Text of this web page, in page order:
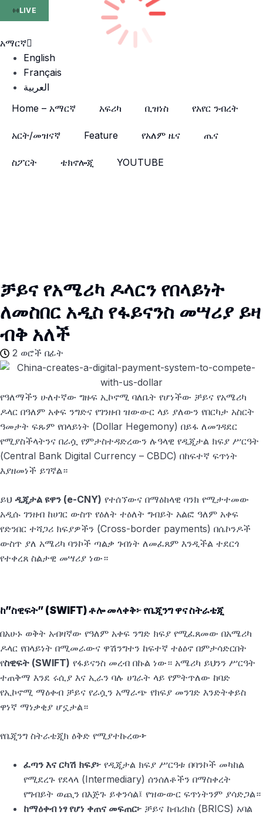
LIVE
አማርኛ
English
Français
العربية
Home – አማርኛ
አፍሪካ ቢዝነስ የአየር ንብረት
አርት/መዝናኛ Feature የአለም ዜና ጤና
ስፖርት ቴክኖሎጂ YOUTUBE
ቻይና የአሜሪካ ዶላርን የበላይነት
ለመስበር አዲስ የፋይናንስ መሣሪያ ይዛ
ብቅ አለች
2 ወሮች በፊት
የዓለማችን ሁለተኛው ግዙፍ ኢኮኖሚ ባለቤት የሆነችው ቻይና የአሜሪካ
ዶላር በዓለም አቀፍ ንግድና የገንዘብ ዝውውር ላይ ያለውን የበርካታ አስርት
ዓመታት ፍጹም የበላይነት (Dollar Hegemony) በይፋ ለመገዳደር
የሚያስችላትንና በራሷ የምታስተዳድረውን ሉዓላዊ የዲጂታል ክፍያ ሥርዓት
(Central Bank Digital Currency – CBDC) በከፍተኛ ፍጥነት
እያዘመነች ይገኛል።
ይህ ዲጂታል ዩዋን (e-CNY) የተሰኘውና በማዕከላዊ ባንክ የሚታተመው
አዲሱ ገንዘብ ከሀገር ውስጥ የዕለት ተዕለት ግብይት አልፎ ዓለም አቀፍ
የድንበር ተሻጋሪ ክፍያዎችን (Cross-border payments) በሴኮንዶች
ውስጥ ያለ አሜሪካ ባንኮች ጣልቃ ገብነት ለመፈጸም እንዲችል ተደርጎ
የተቀረጸ ስልታዊ መሣሪያ ነው።
ከ”ስዊፍት” (SWIFT) ቶሎ መላቀቅ፦ የቤጂንግ ዋና ስትራቴጂ
በአሁኑ ወቅት አብዛኛው የዓለም አቀፍ ንግድ ክፍያ የሚፈጸመው በአሜሪካ
ዶላር የበላይነት በሚመራውና ዋሽንግተን ከፍተኛ ተፅዕኖ በምታሳድርበት
የስዊፍት (SWIFT) የፋይናንስ መረብ በኩል ነው። አሜሪካ ይህንን ሥርዓት
ተጠቅማ እንደ ሩሲያ እና ኢራን ባሉ ሀገራት ላይ የምትጥለው ከባድ
የኢኮኖሚ ማዕቀብ ቻይና የራሷን አማራጭ የክፍያ መንገድ እንድትቀይስ
ዋነኛ ማነቃቂያ ሆኗታል።
የቤጂንግ ስትራቴጂክ ዕቅድ የሚያተኩረው፦
ፈጣን እና ርካሽ ክፍያ፦ የዲጂታል ክፍያ ሥርዓቱ በባንኮች መካከል
የሚደረጉ የደላላ (Intermediary) ሰንሰለቶችን በማስቀረት
የግብይት ወጪን በእጅጉ ይቀንሳል፤ የዝውውር ፍጥነትንም ያሳድጋል።
ከማዕቀብ ነፃ የሆነ ቀጠና መፍጠር፦ ቻይና ከብሪክስ (BRICS) አባል